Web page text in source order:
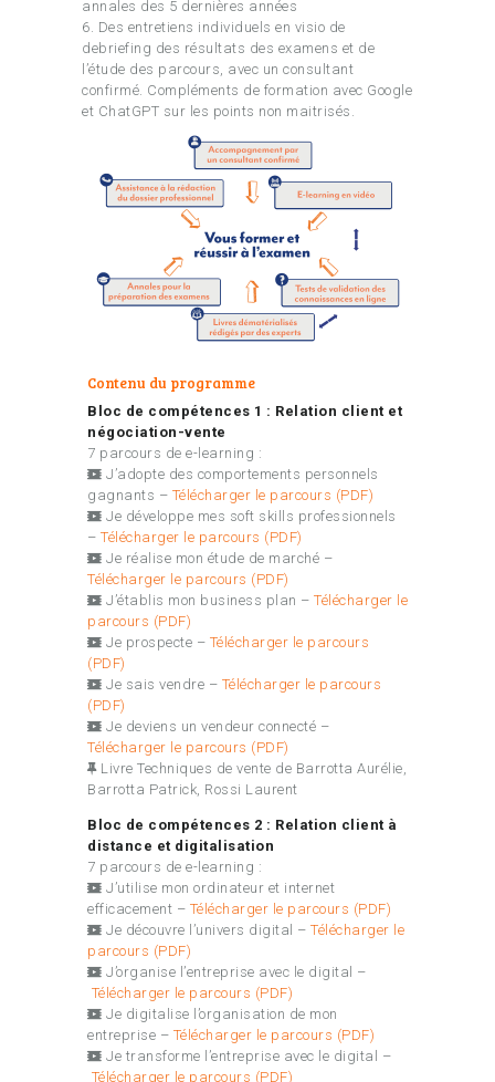
annales des 5 dernières années
6. Des entretiens individuels en visio de
debriefing des résultats des examens et de
l’étude des parcours, avec un consultant
confirmé. Compléments de formation avec Google
et ChatGPT sur les points non maitrisés.
Contenu du programme
Bloc de compétences 1 : Relation client et
négociation-vente
7 parcours de e-learning :
J’adopte des comportements personnels
gagnants – Télécharger le parcours (PDF)
Je développe mes soft skills professionnels
– Télécharger le parcours (PDF)
Je réalise mon étude de marché –
Télécharger le parcours (PDF)
J’établis mon business plan – Télécharger le
parcours (PDF)
Je prospecte – Télécharger le parcours
(PDF)
Je sais vendre – Télécharger le parcours
(PDF)
Je deviens un vendeur connecté –
Télécharger le parcours (PDF)
Livre Techniques de vente de Barrotta Aurélie,
Barrotta Patrick, Rossi Laurent
Bloc de compétences 2 : Relation client à
distance et digitalisation
7 parcours de e-learning :
J’utilise mon ordinateur et internet
efficacement – Télécharger le parcours (PDF)
Je découvre l’univers digital – Télécharger le
parcours (PDF)
J’organise l’entreprise avec le digital –
Télécharger le parcours (PDF)
Je digitalise l’organisation de mon
entreprise – Télécharger le parcours (PDF)
Je transforme l’entreprise avec le digital –
Télécharger le parcours (PDF)